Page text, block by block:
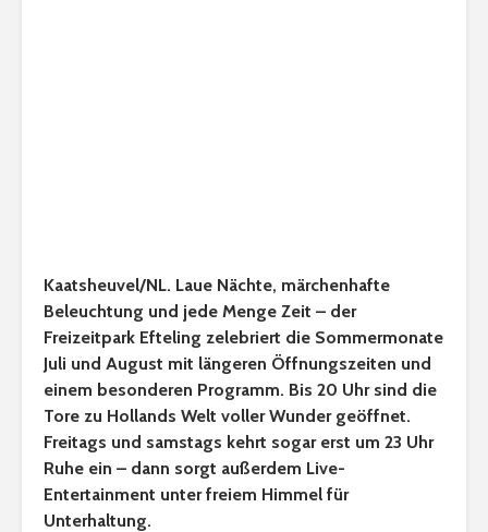
Kaatsheuvel/NL. Laue Nächte, märchenhafte
Beleuchtung und jede Menge Zeit – der
Freizeitpark Efteling zelebriert die Sommermonate
Juli und August mit längeren Öffnungszeiten und
einem besonderen Programm. Bis 20 Uhr sind die
Tore zu Hollands Welt voller Wunder geöffnet.
Freitags und samstags kehrt sogar erst um 23 Uhr
Ruhe ein – dann sorgt außerdem Live-
Entertainment unter freiem Himmel für
Unterhaltung.